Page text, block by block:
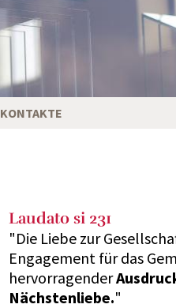
KONTAKTE
Laudato si 231
"Die Liebe zur
Engagement für das
hervorragender
Nächstenliebe."